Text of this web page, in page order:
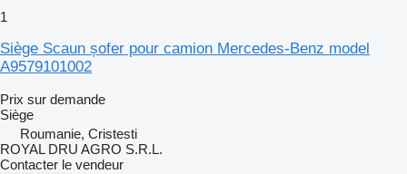
1
Siège Scaun șofer pour camion Mercedes-Benz model
A9579101002
Prix sur demande
Siège
Roumanie, Cristesti
ROYAL DRU AGRO S.R.L.
Contacter le vendeur